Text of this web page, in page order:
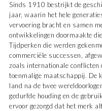
Sinds 1910 bestrijkt de
jaar, waarin het hele
vervoering bracht en samen
ontwikkelingen doormaakte
Tijdperken die werden
commerciële successen,
zoals internationale conflicten
toenmalige maatschappij. De
land na de twee
gedurfde houding en de
ervoor gezorgd dat het merk